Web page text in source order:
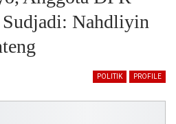
Nahdliyin
POLITIK PROFILE